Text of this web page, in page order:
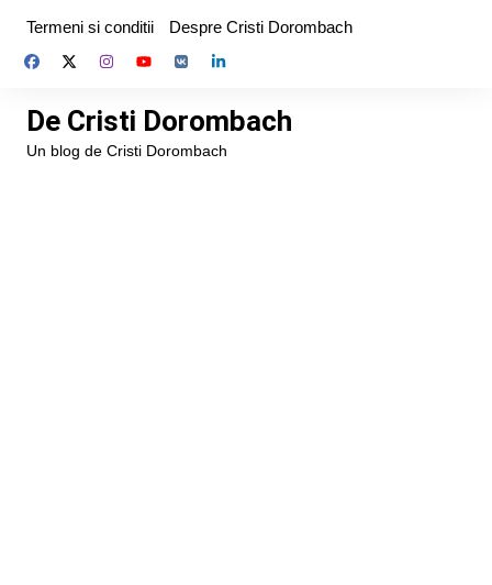
content
Termeni si conditii Despre Cristi Dorombach
De Cristi Dorombach
Un blog de Cristi Dorombach